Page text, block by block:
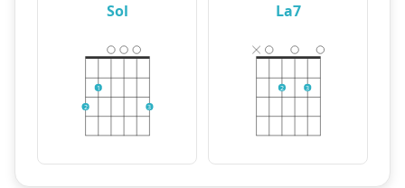
Sol
2
1
3
La7
2 3